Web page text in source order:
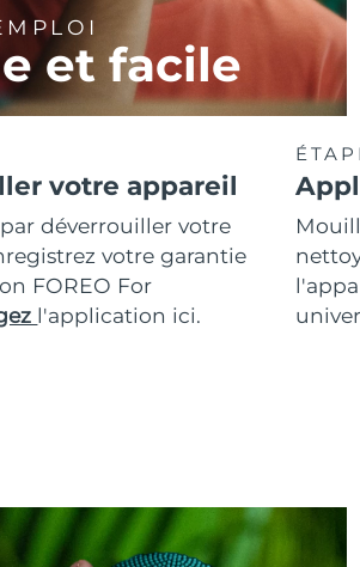
et facile
votre appareil
déverrouiller votre
votre garantie
FOREO For
l'application ici.